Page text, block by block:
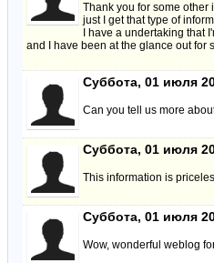
Thank you for some other
just I get that type of
I have a undertaking that
and I have been at the glance out for
Суббота, 01 июля
Can you tell us more
Суббота, 01 июля
This information is
Суббота, 01 июля
Wow, wonderful weblog